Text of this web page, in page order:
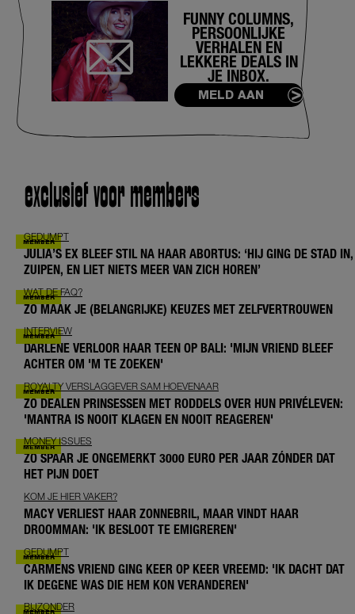
FUNNY COLUMNS,
PERSOONLIJKE
VERHALEN EN
LEKKERE DEALS IN
JE INBOX.
MELD AAN
exclusief voor members
GEDUMPT
JULIA’S EX BLEEF STIL NA HAAR ABORTUS: ‘HIJ GING DE STAD IN,
ZUIPEN, EN LIET NIETS MEER VAN ZICH HOREN’
WAT DE FAQ?
ZO MAAK JE (BELANGRIJKE) KEUZES MET ZELFVERTROUWEN
INTERVIEW
DARLENE VERLOOR HAAR TEEN OP BALI: 'MIJN VRIEND BLEEF
ACHTER OM 'M TE ZOEKEN'
ROYALTY VERSLAGGEVER SAM HOEVENAAR
ZO DEALEN PRINSESSEN MET RODDELS OVER HUN PRIVÉLEVEN:
'MANTRA IS NOOIT KLAGEN EN NOOIT REAGEREN'
MONEY ISSUES
ZO SPAAR JE ONGEMERKT 3000 EURO PER JAAR ZÓNDER DAT
HET PIJN DOET
KOM JE HIER VAKER?
MACY VERLIEST HAAR ZONNEBRIL, MAAR VINDT HAAR
DROOMMAN: 'IK BESLOOT TE EMIGREREN'
GEDUMPT
CARMENS VRIEND GING KEER OP KEER VREEMD: 'IK DACHT DAT
IK DEGENE WAS DIE HEM KON VERANDEREN'
BIJZONDER